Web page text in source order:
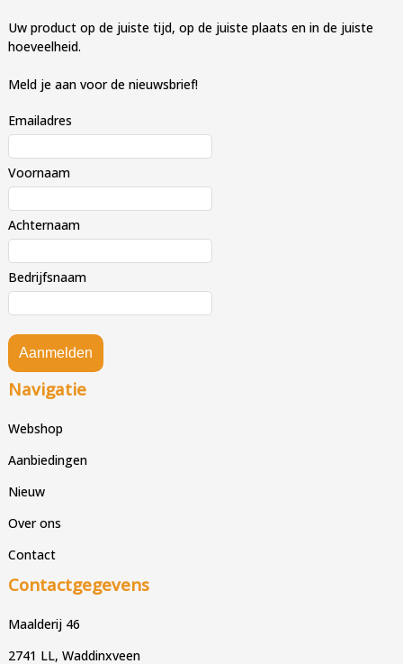
Uw product op de juiste tijd, op de juiste plaats en in de juiste
hoeveelheid.
Meld je aan voor de nieuwsbrief!
Emailadres
Voornaam
Achternaam
Bedrijfsnaam
Aanmelden
Navigatie
Webshop
Aanbiedingen
Nieuw
Over ons
Contact
Contactgegevens
Maalderij 46
2741 LL, Waddinxveen